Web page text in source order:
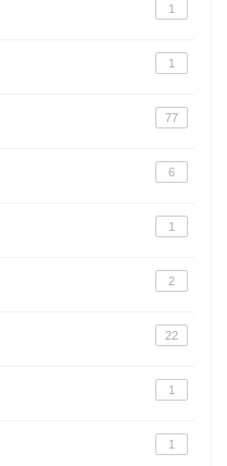
1
1
77
6
1
2
22
1
1